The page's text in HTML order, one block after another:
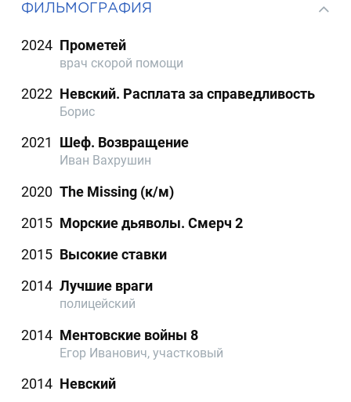
ФИЛЬМОГРАФИЯ
2024 Прометей
врач скорой помощи
2022 Невский. Расплата за справедливость
Борис
2021 Шеф. Возвращение
Иван Вахрушин
2020 The Missing (к/м)
2015 Морские дьяволы. Смерч 2
2015 Высокие ставки
2014 Лучшие враги
полицейский
2014 Ментовские войны 8
Егор Иванович, участковый
2014 Невский